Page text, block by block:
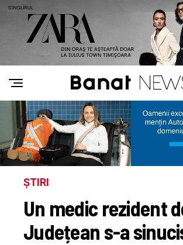
ȘTIRI
Un medic rezident
Județean s-a